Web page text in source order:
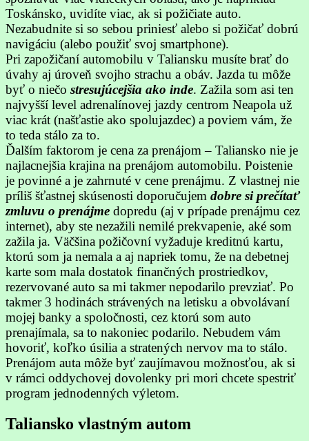
Toskánsko, uvidíte viac, ak si požičiate auto.
Nezabudnite si so sebou priniesť alebo si požičať dobrú
navigáciu (alebo použiť svoj smartphone).
Pri zapožičaní automobilu v Taliansku musíte brať do
úvahy aj úroveň svojho strachu a obáv. Jazda tu môže
byť o niečo stresujúcejšia ako inde. Zažila som asi ten
najvyšší level adrenalínovej jazdy centrom Neapola už
viac krát (našťastie ako spolujazdec) a poviem vám, že
to teda stálo za to.
Ďalším faktorom je cena za prenájom – Taliansko nie je
najlacnejšia krajina na prenájom automobilu. Poistenie
je povinné a je zahrnuté v cene prenájmu. Z vlastnej nie
príliš šťastnej skúsenosti doporučujem dobre si prečítať
zmluvu o prenájme dopredu (aj v prípade prenájmu cez
internet), aby ste nezažili nemilé prekvapenie, aké som
zažila ja. Väčšina požičovní vyžaduje kreditnú kartu,
ktorú som ja nemala a aj napriek tomu, že na debetnej
karte som mala dostatok finančných prostriedkov,
rezervované auto sa mi takmer nepodarilo prevziať. Po
takmer 3 hodinách strávených na letisku a obvolávaní
mojej banky a spoločnosti, cez ktorú som auto
prenajímala, sa to nakoniec podarilo. Nebudem vám
hovoriť, koľko úsilia a stratených nervov ma to stálo.
Prenájom auta môže byť zaujímavou možnosťou, ak si
v rámci oddychovej dovolenky pri mori chcete spestriť
program jednodenných výletom.
Taliansko vlastným autom